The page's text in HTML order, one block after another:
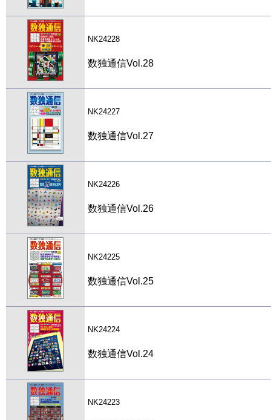
NK24228
数独通信Vol.28
NK24227
数独通信Vol.27
NK24226
数独通信Vol.26
NK24225
数独通信Vol.25
NK24224
数独通信Vol.24
NK24223